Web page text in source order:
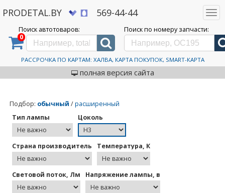
PRODETAL.BY 569-44-44
Поиск автотоваров:
0
Поиск по номеру запчасти:
РАССРОЧКА ПО КАРТАМ: ХАЛВА, КАРТА ПОКУПОК, SMART-КАРТА
полная версия сайта
Дискаунтер автозапчастей PRODETAL.BY > Лампочка H3
Лампочка H3
Подбор: обычный /расширенный
Тип лампы
Цоколь
Страна производитель Температура, К
Световой поток, Лм Напряжение лампы, в